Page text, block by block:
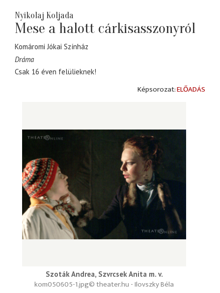
Nyikolaj Koljada
Mese a halott cárkisasszonyról
Komáromi Jókai Színház
Dráma
Csak 16 éven felülieknek!
ELŐADÁS
Szoták Andrea, Szvrcsek Anita m. v.
© theater.hu - Ilovszky Béla
kom050605-1.jpg